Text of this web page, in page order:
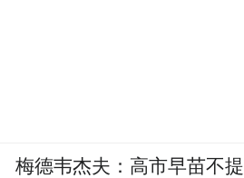
梅德韦杰夫：高市早苗不提